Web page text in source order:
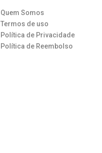
Quem Somos
Termos de uso
Política de Privacidade
Política de Reembolso